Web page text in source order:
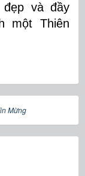
và đầy
một Thiên
Mừng